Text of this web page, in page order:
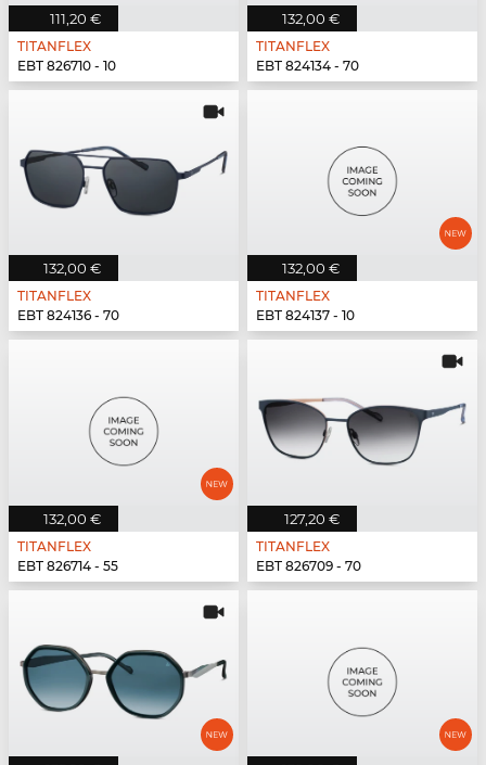
111,20 €
TITANFLEX
EBT 826710 - 10
132,00 €
TITANFLEX
EBT 824134 - 70
132,00 €
TITANFLEX
EBT 824136 - 70
132,00 €
TITANFLEX
EBT 824137 - 10
132,00 €
TITANFLEX
EBT 826714 - 55
127,20 €
TITANFLEX
EBT 826709 - 70